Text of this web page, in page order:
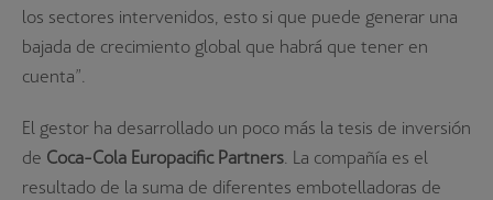
los sectores intervenidos, esto si que puede generar una
bajada de crecimiento global que habrá que tener en
cuenta”.
El gestor ha desarrollado un poco más la tesis de inversión
de Coca-Cola Europacific Partners. La compañía es el
resultado de la suma de diferentes embotelladoras de